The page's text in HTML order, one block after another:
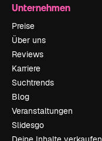
Unternehmen
Preise
Über uns
Reviews
Karriere
Suchtrends
Blog
Veranstaltungen
Slidesgo